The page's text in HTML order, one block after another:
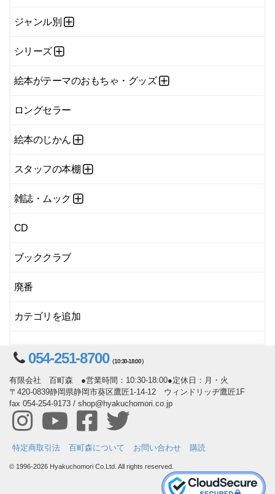
ジャンル別
シリーズ
絵本がテーマのおもちゃ・グッズ
ロングセラー
絵本のじかん
スタッフの本棚
雑誌・ムック
CD
ブッククラブ
廃番
カテゴリを追加
054-251-8700（10:30-18:00）
有限会社 百町森 ●営業時間：10:30-18:00●定休日：月・火
〒420-0839静岡県静岡市葵区鷹匠1-14-12 ウィンドリッヂ鷹匠1F
fax 054-254-9173 / shop@hyakuchomori.co.jp
特定商取引法 百町森について お問い合わせ 購読
© 1996-2026 Hyakuchomori Co.Ltd. All rights reserved.